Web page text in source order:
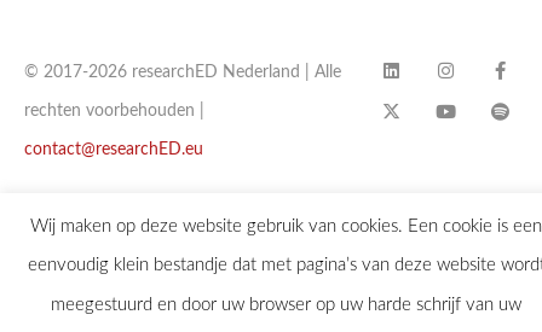
© 2017-2026 researchED Nederland | Alle
rechten voorbehouden |
contact@researchED.eu
Wij maken op deze website gebruik van cookies. Een cookie is een
eenvoudig klein bestandje dat met pagina’s van deze website
meegestuurd en door uw browser op uw harde schrijf van uw